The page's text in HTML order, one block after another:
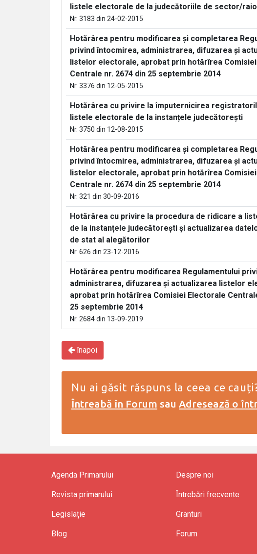
listele electorale de la judecătoriile de sector/
Nr. 3183 din 24-02-2015
Hotărârea pentru modificarea şi completarea
privind întocmirea, administrarea, difuzarea şi
listelor electorale, aprobat prin hotărîrea
Centrale nr. 2674 din 25 septembrie 2014
Nr. 3376 din 12-05-2015
Hotărârea cu privire la împuternicirea
listele electorale de la instanțele judecătorești
Nr. 3750 din 12-08-2015
Hotărârea pentru modificarea și completarea
privind întocmirea, administrarea, difuzarea și
listelor electorale, aprobat prin hotărîrea
Centrale nr. 2674 din 25 septembrie 2014
Nr. 321 din 30-09-2016
Hotărârea cu privire la procedura de ridicare a
de la instanțele judecătorești și actualizarea
de stat al alegătorilor
Nr. 626 din 23-12-2016
Hotărârea pentru modificarea Regulamentului
administrarea, difuzarea și actualizarea listelor
aprobat prin hotărîrea Comisiei Electorale
25 septembrie 2014
Nr. 2684 din 13-09-2019
înapoi
Nu ai găsit răspuns la ceea ce
Întreabă în Forum sau Adresează o
Agenda Primarului Despre noi
Revista primarului Întrebări frecvente
Legislație Granturi
Blog Forum